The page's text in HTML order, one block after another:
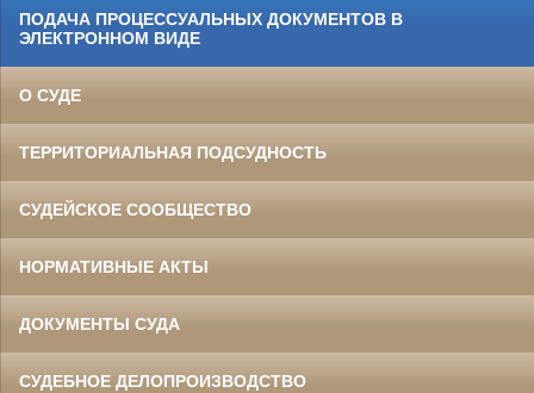
ПОДАЧА ПРОЦЕССУАЛЬНЫХ ДОКУМЕНТОВ В
ЭЛЕКТРОННОМ ВИДЕ
О СУДЕ
ТЕРРИТОРИАЛЬНАЯ ПОДСУДНОСТЬ
СУДЕЙСКОЕ СООБЩЕСТВО
НОРМАТИВНЫЕ АКТЫ
ДОКУМЕНТЫ СУДА
СУДЕБНОЕ ДЕЛОПРОИЗВОДСТВО